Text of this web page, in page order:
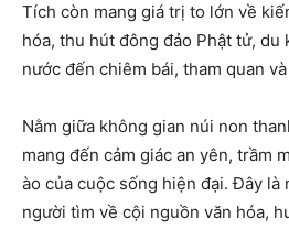
Tích còn mang giá trị to lớn về
hóa, thu hút đông đảo Phật tử, du
nước đến chiêm bái, tham quan
Nằm giữa không gian núi non
mang đến cảm giác an yên, trầm
ào của cuộc sống hiện đại. Đây là
người tìm về cội nguồn văn hóa,